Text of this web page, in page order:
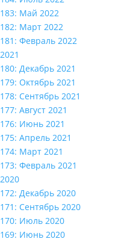
183: Май 2022
182: Март 2022
181: Февраль 2022
2021
180: Декабрь 2021
179: Октябрь 2021
178: Сентябрь 2021
177: Август 2021
176: Июнь 2021
175: Апрель 2021
174: Март 2021
173: Февраль 2021
2020
172: Декабрь 2020
171: Сентябрь 2020
170: Июль 2020
169: Июнь 2020